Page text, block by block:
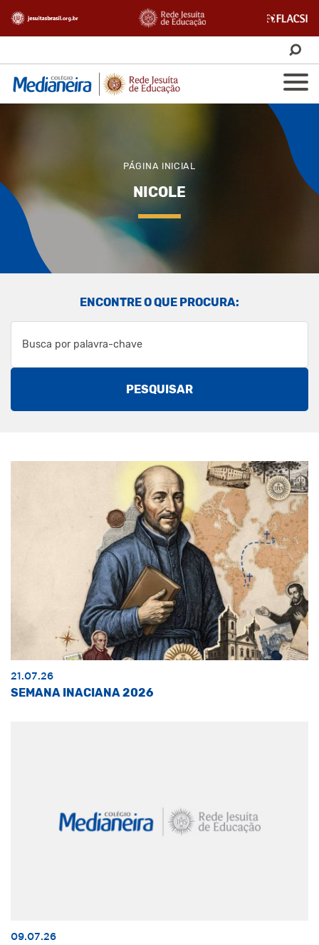
PÁGINA INICIAL
NICOLE
ENCONTRE O QUE PROCURA:
PESQUISAR
21.07.26
SEMANA INACIANA 2026
09.07.26